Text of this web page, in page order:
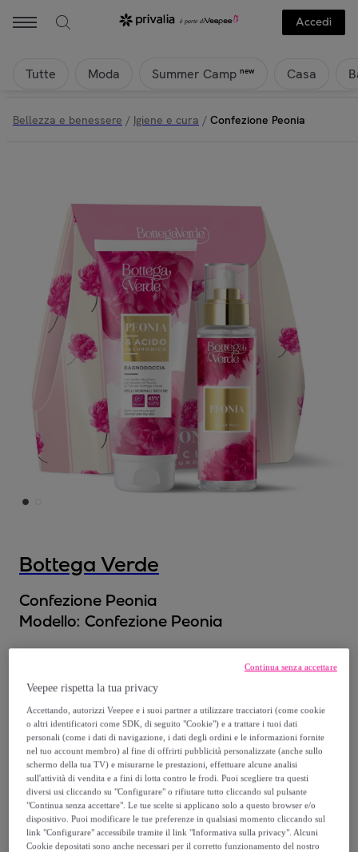
Accedi
Tutte Moda Summer Camp new Casa
Bellezza e benessere / Igiene e cura / Confezione Peonia
Bottega Verde
Confezione Peonia
Modello: Confezione Peonia
45 €
- 55%
Venduto daBottega Verde S.R.L.
Stanno terminando
Veepee rispetta la tua privacy
Accettando, autorizzi Veepee e i suoi partner a utilizzare tracciatori (come cookie
o altri identificatori come SDK, di seguito "Cookie") e a trattare i tuoi dati
personali (come i dati di navigazione, i dati degli ordini e le informazioni fornite
nel tuo account membro) al fine di offrirti pubblicità personalizzate (anche sullo
schermo della tua TV) e misurarne le prestazioni, effettuare alcune analisi
sull'attività di vendita e a fini di lotta contro le frodi. Puoi scegliere tra questi
diversi usi cliccando su "Configurare" o rifiutare tutto cliccando sul pulsante
"Continua senza accettare". Le tue scelte si applicano solo a questo browser e/o
dispositivo. Puoi modificare le tue preferenze in qualsiasi momento cliccando sul
link "Configurare" accessibile tramite il link "Informativa sulla privacy". Alcuni
Cookie depositati sono anche necessari per il corretto funzionamento del nostro
Continua senza accettare